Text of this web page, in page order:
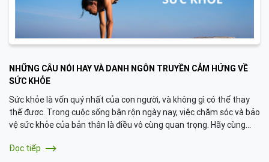
NHỮNG CÂU NÓI HAY VÀ DANH NGÔN TRUYỀN CẢM HỨNG VỀ
SỨC KHỎE
Sức khỏe là vốn quý nhất của con người, và không gì có thể thay
thế được. Trong cuộc sống bận rộn ngày nay, việc chăm sóc và bảo
vệ sức khỏe của bản thân là điều vô cùng quan trọng. Hãy cùng
có thêm động lực để giữ gìn sức khỏe và sống tích cực hơn.
Đọc tiếp